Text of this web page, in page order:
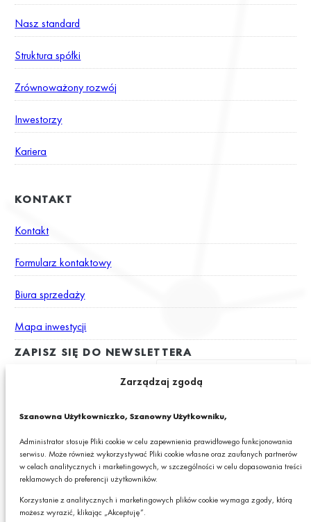
Zarządzaj zgodą
Szanowna Użytkowniczko, Szanowny Użytkowniku,
Administrator stosuje Pliki cookie w celu zapewnienia prawidłowego funkcjonowania
serwisu. Może również wykorzystywać Pliki cookie własne oraz zaufanych partnerów
w celach analitycznych i marketingowych, w szczególności w celu dopasowania treści
reklamowych do preferencji użytkowników.
Korzystanie z analitycznych i marketingowych plików cookie wymaga zgody, którą
możesz wyrazić, klikając „Akceptuję”.
Nasz standard
Struktura spółki
Zrównoważony rozwój
Inwestorzy
Kariera
KONTAKT
Kontakt
Formularz kontaktowy
Biura sprzedaży
Mapa inwestycji
ZAPISZ SIĘ DO NEWSLETTERA
adres e-mail newslettera z informacjami o ciekawych promocjach,
produktach lub usługach GRANIT S.A.*
* Pola obowiązkowe
Podając swój adres e-mail wyrażasz zgodę na otrzymywanie drogą elektroniczną,
produktach lub usługach GRANIT S.A. oraz zgodę na przetwarzanie przez GRANIT
S.A. Twoich danych osobowych w postaci tego adresu e-mail. Szczegółowe zasady